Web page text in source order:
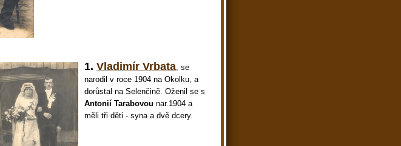
1. Vladimír Vrbata, se
narodil v roce 1904 na Okolku, a
dorůstal na Selenčině. Oženil se s
Antonií Tarabovou nar.1904 a
měli tři děti - syna a dvě dcery.